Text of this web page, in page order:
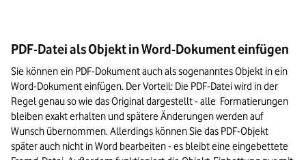
PDF-Datei als Objekt in Word-Dokument einfügen
Sie können ein PDF-Dokument auch als sogenanntes Objekt in ein
Word-Dokument einfügen. Der Vorteil: Die PDF-Datei wird in der
Regel genau so wie das Original dargestellt - alle  Formatierungen
bleiben exakt erhalten und spätere Änderungen werden auf
Wunsch übernommen. Allerdings können Sie das PDF-Objekt
später auch nicht in Word bearbeiten - es bleibt eine eingebettete